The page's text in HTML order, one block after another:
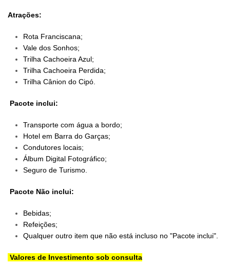
Atrações:
Rota Franciscana;
Vale dos Sonhos;
Trilha Cachoeira Azul;
Trilha Cachoeira Perdida;
Trilha Cânion do Cipó.
Pacote inclui:
Transporte com água a bordo;
Hotel em Barra do Garças;
Condutores locais;
Álbum Digital Fotográfico;
Seguro de Turismo.
Pacote Não inclui:
Bebidas;
Refeições;
Qualquer outro item que não está incluso no "Pacote inclui".
Valores de Investimento sob consulta